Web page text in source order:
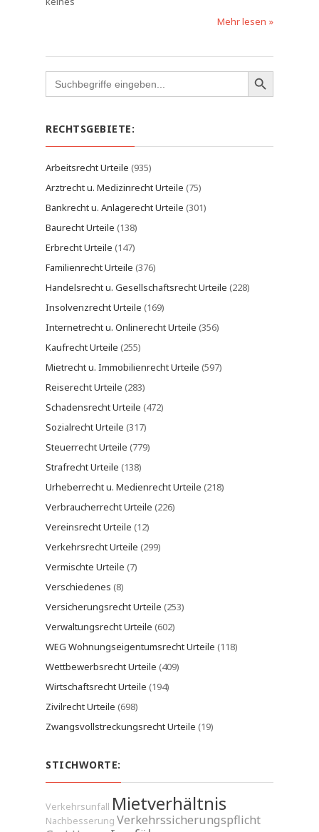
Mehr lesen »
Search
for:
RECHTSGEBIETE:
Arbeitsrecht Urteile (935)
Arztrecht u. Medizinrecht Urteile (75)
Bankrecht u. Anlagerecht Urteile (301)
Baurecht Urteile (138)
Erbrecht Urteile (147)
Familienrecht Urteile (376)
Handelsrecht u. Gesellschaftsrecht Urteile (228)
Insolvenzrecht Urteile (169)
Internetrecht u. Onlinerecht Urteile (356)
Kaufrecht Urteile (255)
Mietrecht u. Immobilienrecht Urteile (597)
Reiserecht Urteile (283)
Schadensrecht Urteile (472)
Sozialrecht Urteile (317)
Steuerrecht Urteile (779)
Strafrecht Urteile (138)
Urheberrecht u. Medienrecht Urteile (218)
Verbraucherrecht Urteile (226)
Vereinsrecht Urteile (12)
Verkehrsrecht Urteile (299)
Vermischte Urteile (7)
Verschiedenes (8)
Versicherungsrecht Urteile (253)
Verwaltungsrecht Urteile (602)
WEG Wohnungseigentumsrecht Urteile (118)
Wettbewerbsrecht Urteile (409)
Wirtschaftsrecht Urteile (194)
Zivilrecht Urteile (698)
Zwangsvollstreckungsrecht Urteile (19)
STICHWORTE:
Verkehrsunfall Mietverhältnis
Nachbesserung Verkehrssicherungspflicht